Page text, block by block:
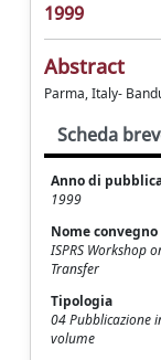
1999
Abstract
Parma, Italy-
Scheda
Anno di
1999
Nome convegno
ISPRS Workshop
Transfer
Tipologia
04 Pubblicazione
volume